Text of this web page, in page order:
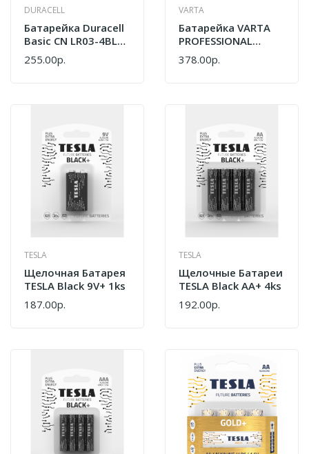
DURACELL
Батарейка Duracell
Basic CN LR03-4BL
AAA 4 Шт
255.00р.
VARTA
Батарейка VARTA
PROFESSIONAL
Литий AA/LR06
378.00р.
TESLA
Щелочная Батарея
TESLA Black 9V+ 1ks
187.00р.
TESLA
Щелочные Батареи
TESLA Black AA+ 4ks
192.00р.